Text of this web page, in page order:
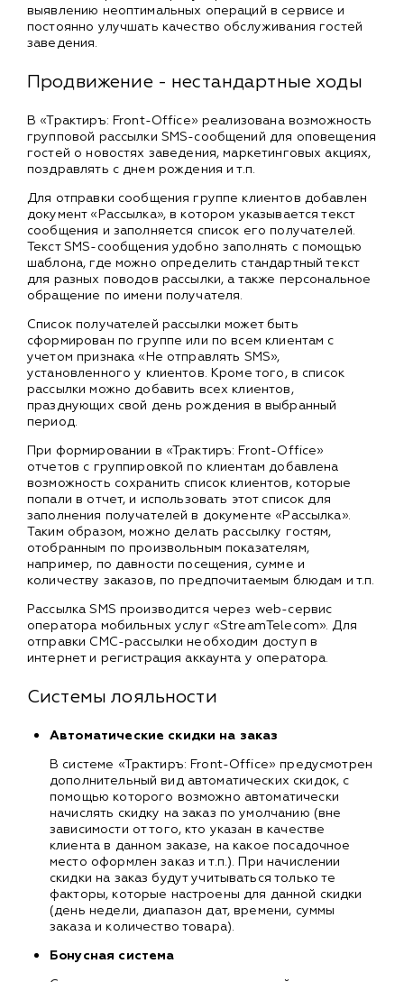
выявлению неоптимальных операций в сервисе и
постоянно улучшать качество обслуживания гостей
заведения.
Продвижение - нестандартные ходы
В «Трактиръ: Front-Office» реализована возможность
групповой рассылки SMS-сообщений для оповещения
гостей о новостях заведения, маркетинговых акциях,
поздравлять с днем рождения и т.п.
Для отправки сообщения группе клиентов добавлен
документ «Рассылка», в котором указывается текст
сообщения и заполняется список его получателей.
Текст SMS-сообщения удобно заполнять с помощью
шаблона, где можно определить стандартный текст
для разных поводов рассылки, а также персональное
обращение по имени получателя.
Список получателей рассылки может быть
сформирован по группе или по всем клиентам с
учетом признака «Не отправлять SMS»,
установленного у клиентов. Кроме того, в список
рассылки можно добавить всех клиентов,
празднующих свой день рождения в выбранный
период.
При формировании в «Трактиръ: Front-Office»
отчетов с группировкой по клиентам добавлена
возможность сохранить список клиентов, которые
попали в отчет, и использовать этот список для
заполнения получателей в документе «Рассылка».
Таким образом, можно делать рассылку гостям,
отобранным по произвольным показателям,
например, по давности посещения, сумме и
количеству заказов, по предпочитаемым блюдам и т.п.
Рассылка SMS производится через web-сервис
оператора мобильных услуг «StreamTelecom». Для
отправки СМС-рассылки необходим доступ в
интернет и регистрация аккаунта у оператора.
Системы лояльности
Автоматические скидки на заказ
В системе «Трактиръ: Front-Office» предусмотрен
дополнительный вид автоматических скидок, с
помощью которого возможно автоматически
начислять скидку на заказ по умолчанию (вне
зависимости от того, кто указан в качестве
клиента в данном заказе, на какое посадочное
место оформлен заказ и т.п.). При начислении
скидки на заказ будут учитываться только те
факторы, которые настроены для данной скидки
(день недели, диапазон дат, времени, суммы
заказа и количество товара).
Бонусная система